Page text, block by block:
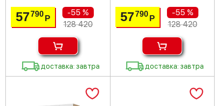
57790Р
-55 %
128 420
доставка: завтра
57790 Р
-55 %
128 420
доставка: завтра